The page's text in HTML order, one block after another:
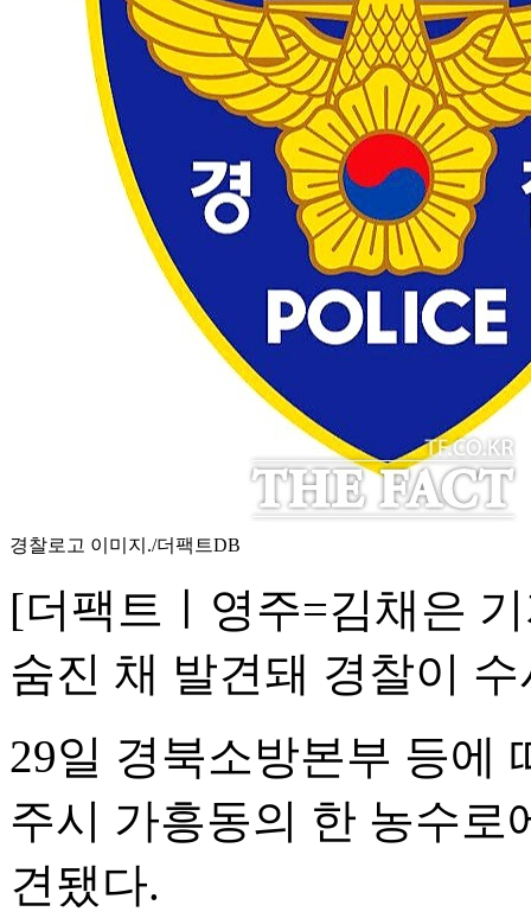
경찰로고 이미지./더팩트DB
[더팩트ㅣ영주=김채은
숨진 채 발견돼 경찰이
29일 경북소방본부 등에
주시 가흥동의 한 농수로
견됐다.